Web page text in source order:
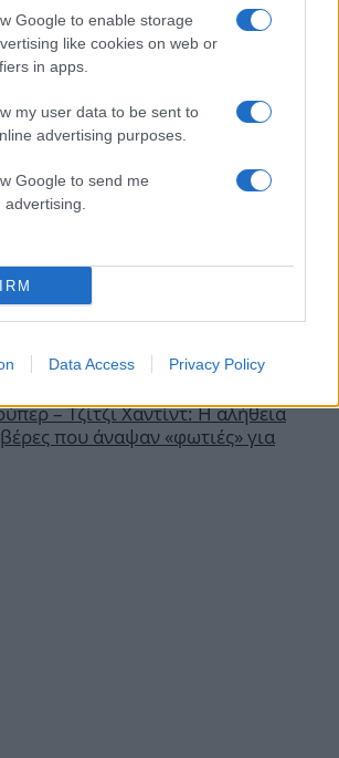
Google to enable storage
like cookies on web or
in apps.
my user data to be sent to
advertising purposes.
Google to send me
Data Access Privacy Policy
– Τζίτζι Χαντίντ: Η αλήθεια
που άναψαν «φωτιές» για